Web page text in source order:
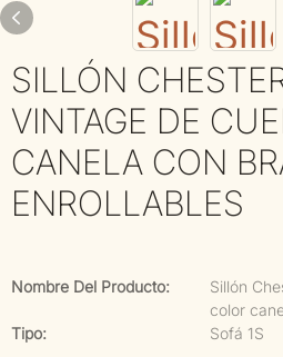
SILLÓN
VINTAGE DE
CANELA CON
ENROLLABLES
Nombre Del Producto:
Sillón
color
Tipo:
Sofá 1S